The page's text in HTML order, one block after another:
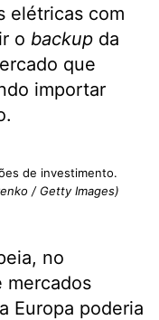
elétricas com
o backup da
que
importar
de investimento.
/ Getty Images)
no
mercados
Europa poderia